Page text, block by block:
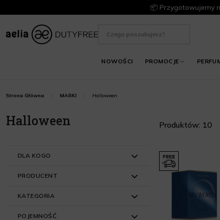
📦 Przygotowujemy
NOWOŚCI PROMOCJE
Strona Główna MARKI Halloween
Halloween
DLA KOGO
Dla Niego (5)
Dla Niej (5)
PRODUCENT
Halloween (10)
KATEGORIA
Perfumy dla kobiet (5)
POJEMNOŚĆ
Produktów: 10